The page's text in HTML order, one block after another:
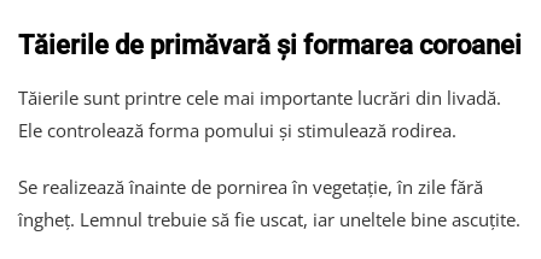
Tăierile de primăvară și formarea coroanei
Tăierile sunt printre cele mai importante lucrări din livadă.
Ele controlează forma pomului și stimulează rodirea.
Se realizează înainte de pornirea în vegetație, în zile fără
îngheț. Lemnul trebuie să fie uscat, iar uneltele bine ascuțite.